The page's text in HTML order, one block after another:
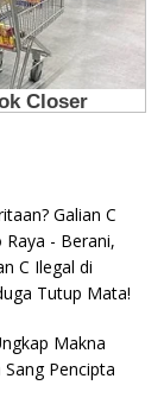
Galian C
- Berani,
C Ilegal di
Tutup Mata!
Makna
Pencipta